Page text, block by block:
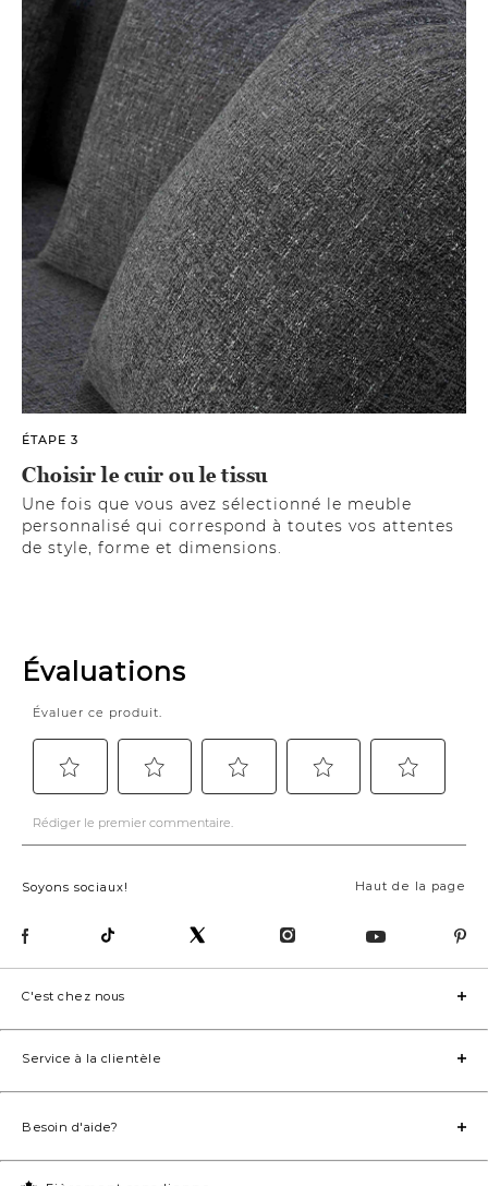
ÉTAPE 3
Choisir le cuir ou le tissu
Une fois que vous avez sélectionné le meuble
personnalisé qui correspond à toutes vos attentes
de style, forme et dimensions.
Haut de la page
Soyons sociaux!
C'est chez nous
Service à la clientèle
Besoin d'aide?